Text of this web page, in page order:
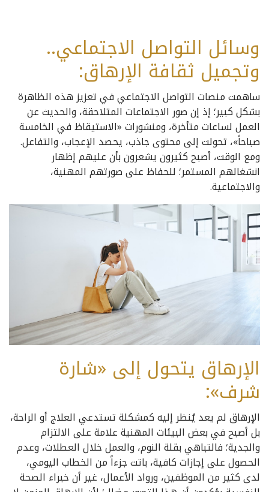
وسائل التواصل الاجتماعي..
وتجميل ثقافة الإرهاق:
ساهمت منصات التواصل الاجتماعي في تعزيز هذه الظاهرة
بشكل كبير؛ إذ إن صور الاجتماعات المتلاحقة، والحديث عن
العمل لساعات متأخرة، ومنشورات «الاستيقاظ في الخامسة
صباحاً»، تحولت إلى محتوى جاذب، يحصد الإعجاب، والتفاعل.
ومع الوقت، أصبح كثيرون يشعرون بأن عليهم إظهار
انشغالهم المستمر؛ للحفاظ على صورتهم المهنية،
والاجتماعية.
الإرهاق يتحول إلى «شارة
شرف»:
الإرهاق لم يعد يُنظر إليه كمشكلة تستدعي العلاج أو الراحة،
بل أصبح في بعض البيئات المهنية علامة على الالتزام
والجدية؛ فالتباهي بقلة النوم، والعمل خلال العطلات، وعدم
الحصول على إجازات كافية، باتت جزءاً من الخطاب اليومي،
لدى كثير من الموظفين، ورواد الأعمال، غير أن خبراء الصحة